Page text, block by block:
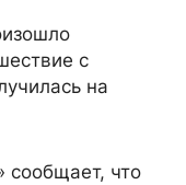
с
на
сообщает, что